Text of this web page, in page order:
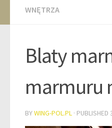
WNĘTRZA
Blaty
marmuru
BYWING-POL.PL · PUBLISHED